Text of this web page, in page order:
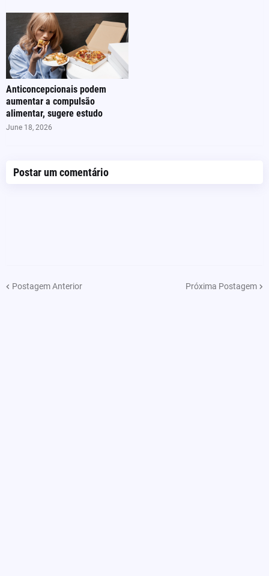
Anticoncepcionais podem
aumentar a compulsão
alimentar, sugere estudo
June 18, 2026
Postar um comentário
Postagem Anterior Próxima Postagem